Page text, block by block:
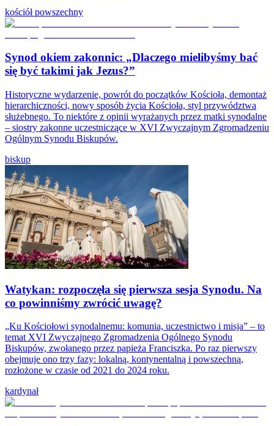
kościół powszechny
Synod okiem zakonnic: „Dlaczego mielibyśmy bać
się być takimi jak Jezus?”
Historyczne wydarzenie, powrót do początków Kościoła, demontaż
hierarchiczności, nowy sposób życia Kościoła, styl przywództwa
służebnego. To niektóre z opinii wyrażanych przez matki synodalne
– siostry zakonne uczestniczące w XVI Zwyczajnym Zgromadzeniu
Ogólnym Synodu Biskupów.
biskup
Watykan: rozpoczęła się pierwsza sesja Synodu. Na
co powinniśmy zwrócić uwagę?
„Ku Kościołowi synodalnemu: komunia, uczestnictwo i misja” – to
temat XVI Zwyczajnego Zgromadzenia Ogólnego Synodu
Biskupów, zwołanego przez papieża Franciszka. Po raz pierwszy
obejmuje ono trzy fazy: lokalną, kontynentalną i powszechną,
rozłożone w czasie od 2021 do 2024 roku.
kardynał